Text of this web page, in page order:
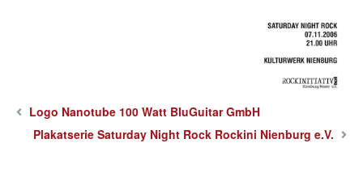
Logo Nanotube 100 Watt BluGuitar GmbH
Plakatserie Saturday Night Rock Rockini Nienburg e.V.